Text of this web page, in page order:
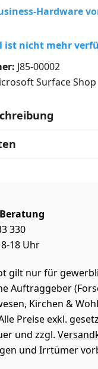
Hardware
ist nicht mehr
J85-00002
Surface Shop
330
18 Uhr
gilt nur für
Auftraggeber
Kirchen &
Preise exkl.
und zzgl.
und Irrtümer